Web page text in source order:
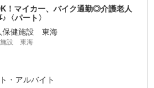
！マイカー、バイク通勤◎介護老人
〈パート〉
保健施設 東海
施設 東海
・アルバイト